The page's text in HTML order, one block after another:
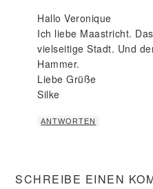
Hallo Veronique
Ich liebe Maastricht.
vielseitige Stadt. Und
Hammer.
Liebe Grüße
Silke
ANTWORTEN
SCHREIBE EINEN